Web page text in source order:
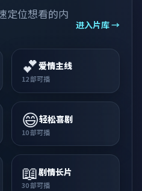
定位想看的内
进入片库 →
💕爱情主线
12部可播
😄轻松喜剧
10部可播
📖剧情长片
30部可播